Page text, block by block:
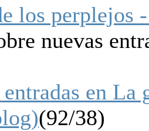
los perplejos
nuevas
en La
(92/38)